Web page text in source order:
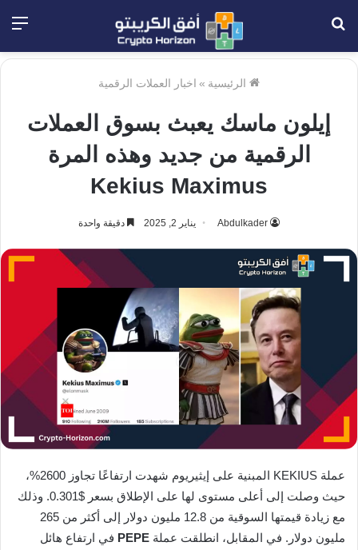
الرئيسية » اخبار العملات الرقمية
إيلون ماسك يعبث بسوق العملات
الرقمية من جديد وهذه المرة
Kekius Maximus
Abdulkader يناير 2, 2025 دقيقة واحدة
عملة KEKIUS المبنية على إيثيريوم شهدت ارتفاعًا تجاوز 2600%،
حيث وصلت إلى أعلى مستوى لها على الإطلاق بسعر $0.301. وذلك
مع زيادة قيمتها السوقية من 12.8 مليون دولار إلى أكثر من 265
مليون دولار. في المقابل، انطلقت عملة PEPE في ارتفاع هائل